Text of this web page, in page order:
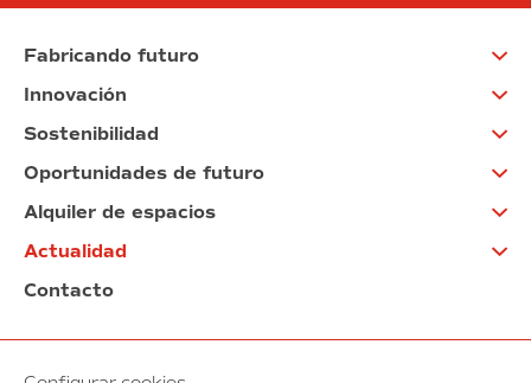
Fabricando futuro
Innovación
Sostenibilidad
Oportunidades de futuro
Alquiler de espacios
Actualidad
Contacto